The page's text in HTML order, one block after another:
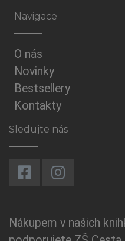
Navigace
O nás
Novinky
Bestsellery
Kontakty
Sledujte nás
Nákupem v našich